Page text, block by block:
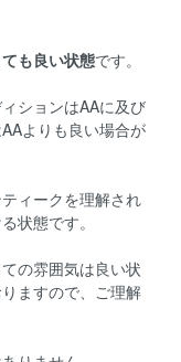
ても良い状態です。
ションはAAに及び
よりも良い場合が
ィークを理解され
状態です。
の雰囲気は良い状
ますので、ご理解